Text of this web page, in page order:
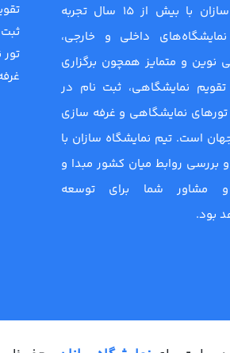
شرکت نمایشگاه سازان با بیش از 15 سال تجربه
داخلی و خارجی،
نوین و متمایز همچون برگزاری
تقویم نمایشگاهی، ثبت نام در
تورهای نمایشگاهی و غرفه سازی
است. تیم نمایشگاه سازان با
و بررسی روابط میان کشور مبدا و
مشاور شما برای توسعه
بود.